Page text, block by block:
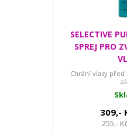
SELECTIVE
SPREJ PRO
Chrání vlasy
309,-
255,-